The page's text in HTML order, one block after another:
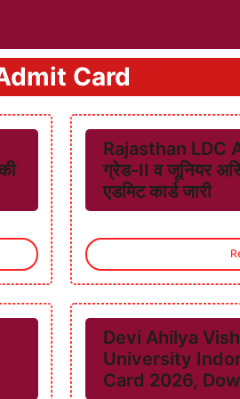
Card
Rajasthan LDC
ग्रेड-II व जूनियर
एडमिट कार्ड जारी
Devi Ahilya
University
Card 2026,